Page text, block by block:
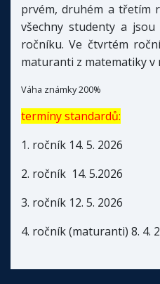
prvém, druhém a třetím
všechny studenty a
ročníku. Ve čtvrtém
maturanti z matematiky
Váha známky 200%
termíny standardů:
1. ročník 14. 5. 2026
2. ročník 14. 5.2026
3. ročník 12. 5. 2026
4. ročník (maturanti) 8. 4.